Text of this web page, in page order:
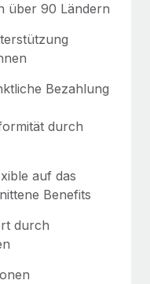
über 90 Ländern
Bezahlung
durch
auf das
Benefits
durch